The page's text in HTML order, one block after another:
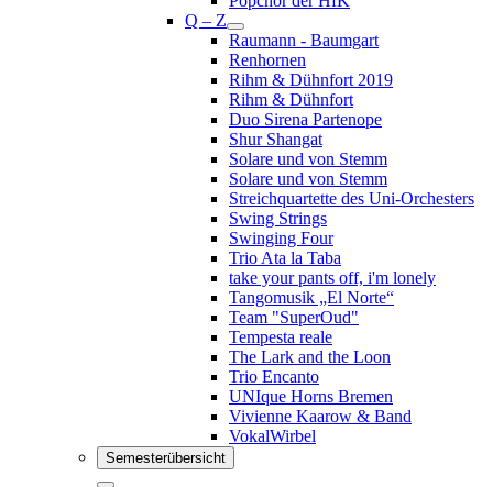
Q – Z
Raumann - Baumgart
Renhornen
Rihm & Dühnfort 2019
Rihm & Dühnfort
Duo Sirena Partenope
Shur Shangat
Solare und von Stemm
Solare und von Stemm
Streichquartette des Uni-Orchesters
Swing Strings
Swinging Four
Trio Ata la Taba
take your pants off, i'm lonely
Tangomusik „El Norte“
Team "SuperOud"
Tempesta reale
The Lark and the Loon
Trio Encanto
UNIque Horns Bremen
Vivienne Kaarow & Band
VokalWirbel
Semesterübersicht